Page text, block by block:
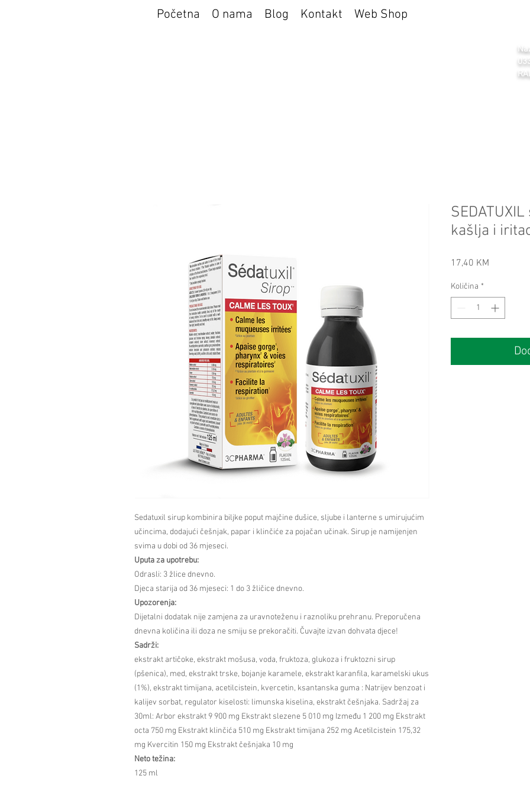
Početna O nama Blog Kontakt Web Shop
Sedatuxil sirup kombinira biljke poput majčine dušice, sljube i lanterne s umirujućim
učincima, dodajući češnjak, papar i klinčiće za pojačan učinak. Sirup je namijenjen
svima u dobi od 36 mjeseci.
Uputa za upotrebu:
Odrasli: 3 žlice dnevno.
Djeca starija od 36 mjeseci: 1 do 3 žličice dnevno.
Upozorenja:
Dijetalni dodatak nije zamjena za uravnoteženu i raznoliku prehranu. Preporučena
dnevna količina ili doza ne smiju se prekoračiti. Čuvajte izvan dohvata djece!
Sadrži:
ekstrakt artičoke, ekstrakt mošusa, voda, fruktoza, glukoza i fruktozni sirup
(pšenica), med, ekstrakt trske, bojanje karamele, ekstrakt karanfila, karamelski ukus
(1%), ekstrakt timijana, acetilcistein, kvercetin, ksantanska guma : Natrijev benzoat i
kalijev sorbat, regulator kiselosti: limunska kiselina, ekstrakt češnjaka. Sadržaj za
30ml: Arbor ekstrakt 9 900 mg Ekstrakt slezene 5 010 mg Između 1 200 mg Ekstrakt
octa 750 mg Ekstrakt klinčića 510 mg Ekstrakt timijana 252 mg Acetilcistein 175,32
mg Kvercitin 150 mg Ekstrakt češnjaka 10 mg
Neto težina:
125 ml
kašlja i
17,40 KM
Količina *